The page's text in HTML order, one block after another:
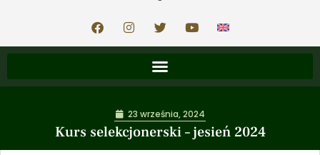
Kurs selekcjonerski – jesień 2024
23 września, 2024